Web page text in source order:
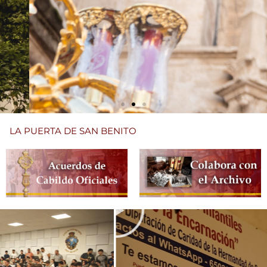
LA PUERTA DE SAN BENITO
R
e
p
r
o